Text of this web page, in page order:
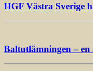
HGF Västra Sverige
Baltutlämningen – en